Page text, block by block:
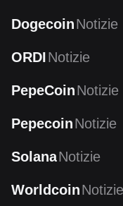
DogecoinNotizie
ORDINotizie
PepeCoinNotizie
PepecoinNotizie
SolanaNotizie
WorldcoinNotizie